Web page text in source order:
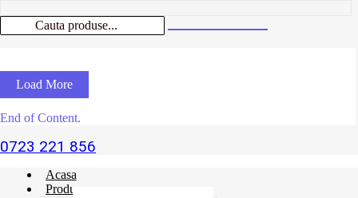
Load More
End of Content.
0723 221 856
Acasa
Produse